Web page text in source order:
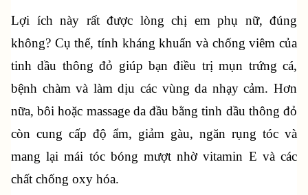
Lợi ích này rất được lòng chị em phụ nữ, đúng
không? Cụ thể, tính kháng khuẩn và chống viêm của
tinh dầu thông đỏ giúp bạn điều trị mụn trứng cá,
bệnh chàm và làm dịu các vùng da nhạy cảm. Hơn
nữa, bôi hoặc massage da đầu bằng tinh dầu thông đỏ
còn cung cấp độ ẩm, giảm gàu, ngăn rụng tóc và
mang lại mái tóc bóng mượt nhờ vitamin E và các
chất chống oxy hóa.